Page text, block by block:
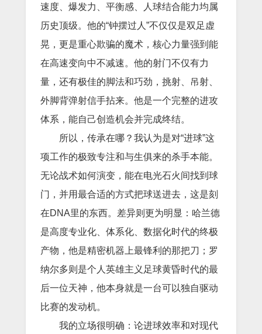
速度、爆发力、平衡感、人球结合能力均属
历史顶级。他的“钟摆过人”不仅仅是双足虚
晃，更是重心欺骗的魔术，核心力量强到能
在高速变向中不减速。他的射门不仅有力
量，还有极佳的脚法和巧劲，挑射、吊射、
外脚背弹射信手拈来。他是一个完整的进攻
体系，能自己创造机会并完成终结。
所以，传承在哪？我认为是对“进球”这
项工作的极致专注和与生俱来的杀手本能。
无论战术如何演变，能在电光石火间找到球
门，并用最合适的方式把球送进去，这是刻
在DNA里的东西。差异则更为明显：哈兰德
是高度专业化、体系化、数据化时代的终极
产物，他是精密机器上最锋利的那把刀；罗
纳尔多则是个人英雄主义足球黄昏时代的最
后一位天神，他本身就是一台可以独自驱动
比赛的发动机。
我的立场很明确：论进球效率和对现代